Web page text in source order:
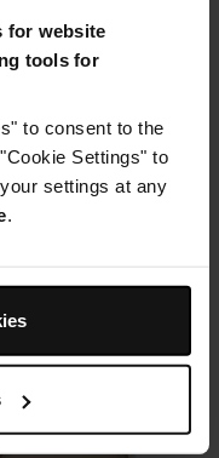
for website
tools for
to consent to the
Settings" to
settings at any
CW90218EUI
de stock
€